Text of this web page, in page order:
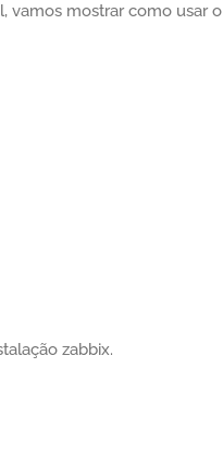
vamos mostrar como usar o
zabbix.